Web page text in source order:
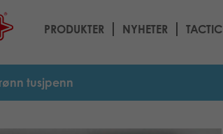
PRODUKTER NYHETER TACTIC
tusjpenn